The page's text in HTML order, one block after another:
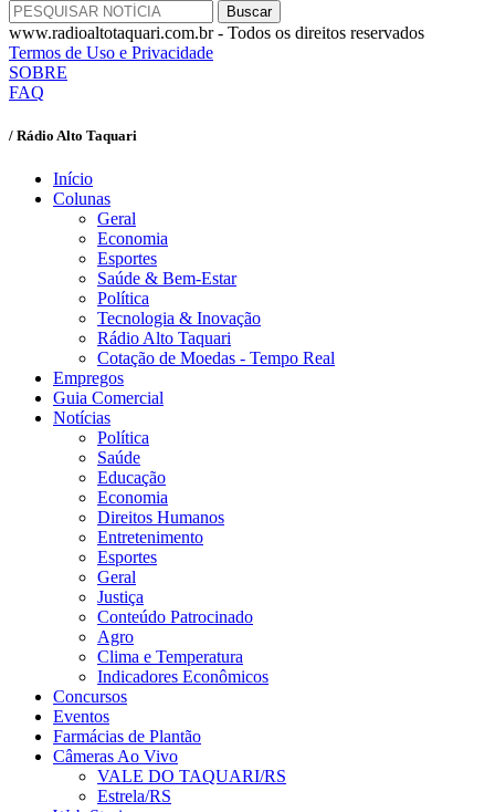
www.radioaltotaquari.com.br - Todos os direitos reservados
Termos de Uso e Privacidade
SOBRE
FAQ
/ Rádio Alto Taquari
Início
Colunas
Geral
Economia
Esportes
Saúde & Bem-Estar
Política
Tecnologia & Inovação
Rádio Alto Taquari
Cotação de Moedas - Tempo Real
Empregos
Guia Comercial
Notícias
Política
Saúde
Educação
Economia
Direitos Humanos
Entretenimento
Esportes
Geral
Justiça
Conteúdo Patrocinado
Agro
Clima e Temperatura
Indicadores Econômicos
Concursos
Eventos
Farmácias de Plantão
Câmeras Ao Vivo
VALE DO TAQUARI/RS
Estrela/RS